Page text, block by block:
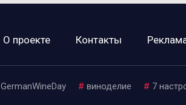
О проекте Контакты
GermanWineDay # виноделие # 7